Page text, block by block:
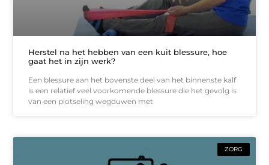
Herstel na het hebben van een kuit blessure, hoe
gaat het in zijn werk?
Een blessure aan het bovenste deel van het binnenste kalf
is een relatief veel voorkomende blessure die het gevolg is
van een plotseling wegduwen met
ZORG